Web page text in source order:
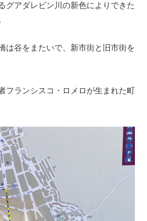
グアダレビン川の新色によりできた
は谷をまたいで、新市街と旧市街を
フランシスコ・ロメロが生まれた町